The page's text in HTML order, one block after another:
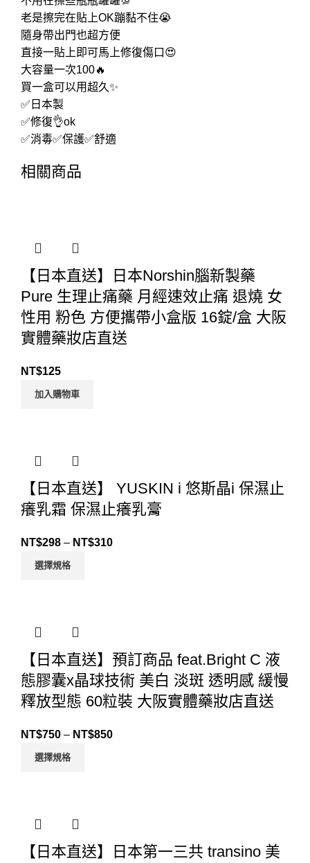
老是擦完在貼上OK蹦黏不住😭
隨身帶出門也超方便
直接一貼上即可馬上修復傷口😍
大容量一次100🔥
買一盒可以用超久✨
✅日本製
✅修復👌ok
✅消毒✅保護✅舒適
相關商品
【日本直送】日本Norshin腦新製藥
Pure 生理止痛藥 月經速效止痛 退燒 女
性用 粉色 方便攜帶小盒版 16錠/盒 大阪
實體藥妝店直送
NT$125
加入購物車
【日本直送】 YUSKIN i 悠斯晶i 保濕止
癢乳霜 保濕止癢乳膏
NT$298 – NT$310
選擇規格
【日本直送】預訂商品 feat.Bright C 液
態膠囊x晶球技術 美白 淡斑 透明感 緩慢
釋放型態 60粒裝 大阪實體藥妝店直送
NT$750 – NT$850
選擇規格
【日本直送】日本第一三共 transino 美